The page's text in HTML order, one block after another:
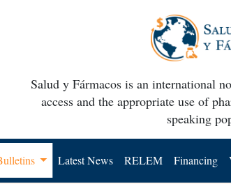
Salud y Fármacos is an international
access and the appropriate use of
speaking
Latest News RELEM Financing